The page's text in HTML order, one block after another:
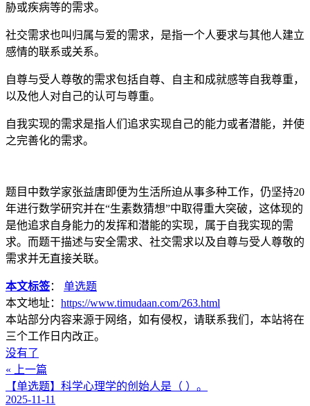
胁或疾病等的需求。
社交需求也叫归属与爱的需求，是指一个人要求与其他人建立
感情的联系或关系。
自尊与受人尊敬的需求包括自尊、自主和成就感等自我尊重，
以及他人对自己的认可与尊重。
自我实现的需求是指人们追求实现自己的能力或者潜能，并使
之完善化的需求。
题目中数学家张益唐即便为生活所迫从事多种工作，仍坚持20
年进行数学研究并在“生素数猜想”中取得重大突破，这体现的
是他追求自身能力的发挥和潜能的实现，属于自我实现的需
求。而题干描述与安全需求、社交需求以及自尊与受人尊敬的
需求并无直接关联。
本文标签： 单选题
本文地址： https://www.timudaan.com/263.html
本站部分内容来源于网络，如有侵权，请联系我们，本站将在
三个工作日内改正。
没有了
« 上一篇
【单选题】科学心理学的创始人是（ ）。
2025-11-11